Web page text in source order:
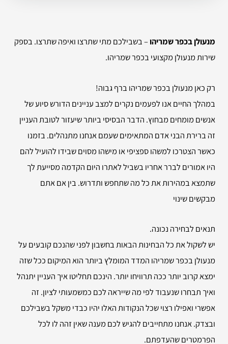
מנעולן בכפר שמריהו– בשבילכם מתי שתרצו ואיפה שתרצו. בספק
שירות מנעולן מקצועי בכפר שמריהו.
רק כאן מנעולן בכפר שמריהו ברף גבוה!
במהלך החיים אנו לפעמים נקרים למצב עניינים הדורש סיוע של
אנשים מומחים מבחוץ. הדבר הבסיסי ביותר שיעזור לטובת העניין
זה ברירת הבני אדם המתאימים שעמם אנחנו מתנהלים. בזמנו
כאשר הצטרכו למשהו ספציפי או מישהו מסוים שבידו להועיל להם
היו אמורים לברר אחריו בשביל לאתרו היום הקדמה מסייעת לך
שתמצא במהירות את כל מה שתחפש ותדרוש. בין אם אתם
מבקשים שינוי
תנאים לבחירה נכונה.
יש לשקול את כל הבחינות הבאות בחשבון לפני שהנכם קובעים על
מנעולן בכפר שמריהו המדד המומלץ ביותר הוא המיקום ככל שזה
ימצא קרוב יותר ככה תרוויחו יותר. הינכם תחליטו איך העניין יתנהל
ואיך תבחרו שנעבוד לפי מה שייראה לכם כמשמעותי לציון. זה
אפשרי ואפילו רצוי שכל הנקודות האלו יהיו כבדי משקל בשבילכם
ובצדק. אנחנו מתחייבים להגיש לכם מענה שאין זהה לו לכל
הפרמטרים שהעדפתם.